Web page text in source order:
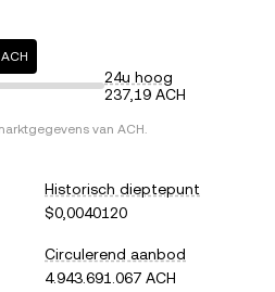
24u hoog
237,19 ACH
van ACH.
Historisch dieptepunt
$0,0040120
Circulerend aanbod
4.943.691.067 ACH